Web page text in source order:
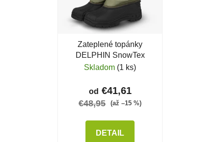
Zateplené topánky
DELPHIN SnowTex
Skladom (1 ks)
od €41,61
€48,95 (až –15 %)
DETAIL